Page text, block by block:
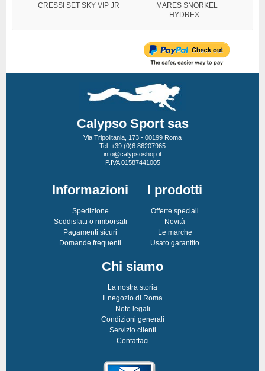
CRESSI SET SKY VIP JR
MARES SNORKEL
HYDREX...
Calypso Sport sas
Via Tripolitania, 173 - 00199 Roma
Tel. +39 (0)6 86207965
info@calypsoshop.it
P.IVA 01587441005
Informazioni
Spedizione
Soddisfatti o rimborsati
Pagamenti sicuri
Domande frequenti
I prodotti
Offerte speciali
Novità
Le marche
Usato garantito
Chi siamo
La nostra storia
Il negozio di Roma
Note legali
Condizioni generali
Servizio clienti
Contattaci